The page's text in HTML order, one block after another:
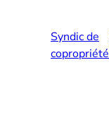
Syndic de
copropriété